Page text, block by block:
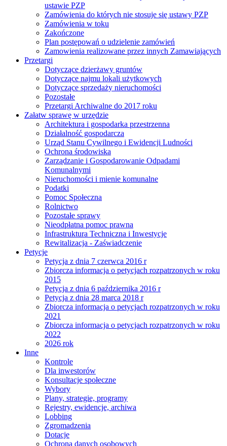
ustawie PZP
Zamówienia do których nie stosuje się ustawy PZP
Zamówienia w toku
Zakończone
Plan postępowań o udzielenie zamówień
Zamowienia realizowane przez innych Zamawiających
Przetargi
Dotyczące dzierżawy gruntów
Dotyczące najmu lokali użytkowych
Dotyczące sprzedaży nieruchomości
Pozostałe
Przetargi Archiwalne do 2017 roku
Załatw sprawę w urzędzie
Architektura i gospodarka przestrzenna
Działalność gospodarcza
Urząd Stanu Cywilnego i Ewidencji Ludności
Ochrona środowiska
Zarządzanie i Gospodarowanie Odpadami
Komunalnymi
Nieruchomości i mienie komunalne
Podatki
Pomoc Społeczna
Rolnictwo
Pozostałe sprawy
Nieodpłatna pomoc prawna
Infrastruktura Techniczna i Inwestycje
Rewitalizacja - Zaświadczenie
Petycje
Petycja z dnia 7 czerwca 2016 r
Zbiorcza informacja o petycjach rozpatrzonych w roku
2015
Petycja z dnia 6 października 2016 r
Petycja z dnia 28 marca 2018 r
Zbiorcza informacja o petycjach rozpatrzonych w roku
2021
Zbiorcza informacja o petycjach rozpatrzonych w roku
2022
2026 rok
Inne
Kontrole
Dla inwestorów
Konsultacje społeczne
Wybory
Plany, strategie, programy
Rejestry, ewidencje, archiwa
Lobbing
Zgromadzenia
Dotacje
Ochrona danych osobowych